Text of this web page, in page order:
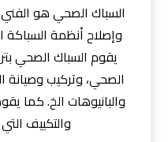
السباك الصحي هو
وإصلاح أنظمة السباكة
يقوم السباك الصحي
الصحي، وتركيب وصيانة
والبانيوهات الخ. كما
والتكييف